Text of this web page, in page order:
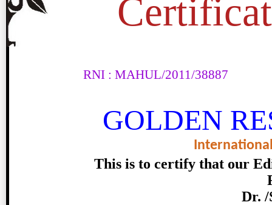
RNI : MAHUL/2011/38887
GOLDEN
This is to certify that our
Dr.
महाराष्ट्रातील प्रादेशिक